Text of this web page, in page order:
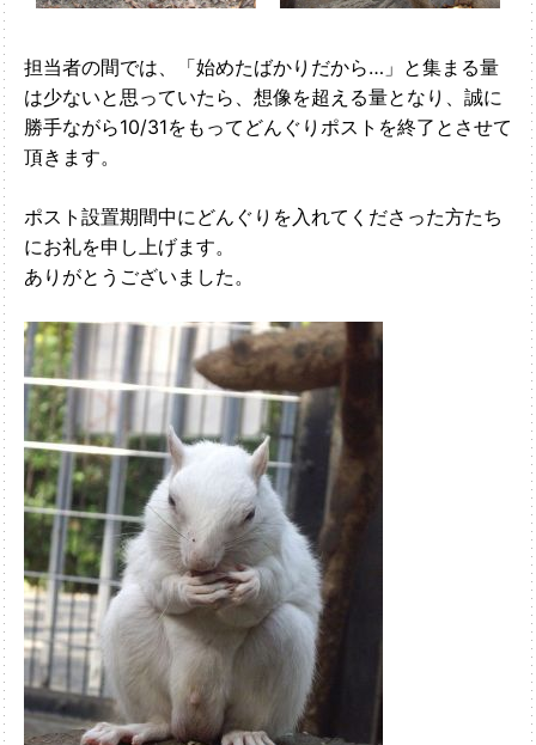
担当者の間では、「始めたばかりだから…」と集まる量
は少ないと思っていたら、想像を超える量となり、誠に
勝手ながら10/31をもってどんぐりポストを終了とさせて
頂きます。
ポスト設置期間中にどんぐりを入れてくださった方たち
にお礼を申し上げます。
ありがとうございました。